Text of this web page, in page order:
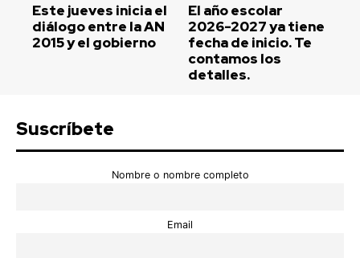
Este jueves inicia el
diálogo entre la AN
2015 y el gobierno
El año escolar
2026-2027 ya tiene
fecha de inicio. Te
contamos los
detalles.
Suscríbete
Nombre o nombre completo
Email